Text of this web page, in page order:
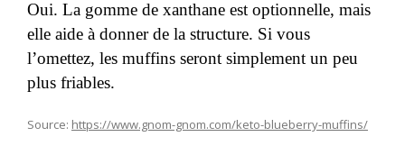
Oui. La gomme de xanthane est optionnelle, mais
elle aide à donner de la structure. Si vous
l’omettez, les muffins seront simplement un peu
plus friables.
Source: https://www.gnom-gnom.com/keto-blueberry-muffins/